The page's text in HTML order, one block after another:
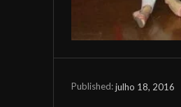
Published:julho 18, 2016